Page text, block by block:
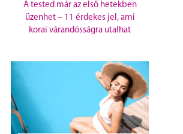
A tested már az első hetekben
üzenhet – 11 érdekes jel, ami
korai várandósságra utalhat